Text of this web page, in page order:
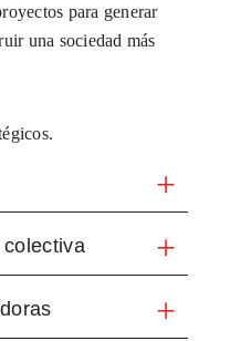
para generar
una sociedad más